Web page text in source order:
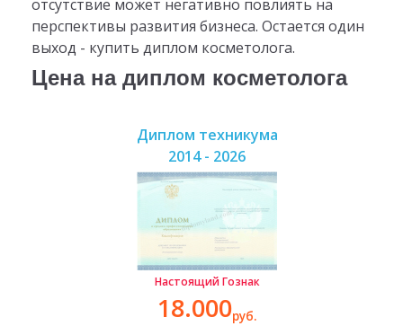
отсутствие может негативно повлиять на
перспективы развития бизнеса. Остается один
выход - купить диплом косметолога.
Цена на диплом косметолога
Диплом техникума
2014 - 2026
Настоящий Гознак
18.000руб.